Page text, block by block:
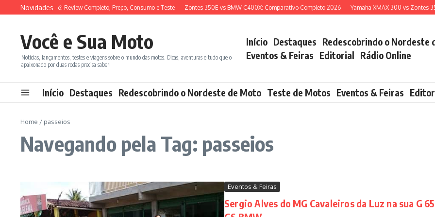
Ir para o conteúdo
Novidades
SYM ADX 150 2026: Review Completo, Preço, Consumo e Teste Zontes 350E vs BMW C400X: Comparativo Completo 2026 Yamaha XMAX 300 vs Zontes
Você e Sua Moto
Notícias, lançamentos, testes e viagens sobre o mundo das motos. Dicas, aventuras e tudo que o
apaixonado por duas rodas precisa saber!
Início Destaques Redescobrindo o Nordeste
Eventos & Feiras Editorial Rádio Online
Início Destaques Redescobrindo o Nordeste de Moto Teste de Motos Eventos & Feiras
Home / passeios
Navegando pela Tag: passeios
Eventos & Feiras
Sergio Alves do MG Cavaleiros da Luz na sua G